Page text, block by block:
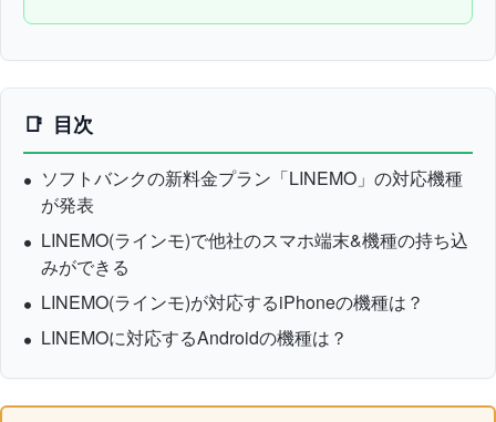
目次
ソフトバンクの新料金プラン「LINEMO」の対応機種
が発表
LINEMO(ラインモ)で他社のスマホ端末&機種の持ち込
みができる
LINEMO(ラインモ)が対応するiPhoneの機種は？
LINEMOに対応するAndroidの機種は？